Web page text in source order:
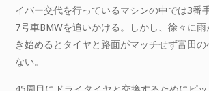
イバー交代を行っているマシンの中では3番
7号車BMWを追いかける。しかし、徐々に
き始めるとタイヤと路面がマッチせず富田
ない。
45周目にドライタイヤと交換するためにピ